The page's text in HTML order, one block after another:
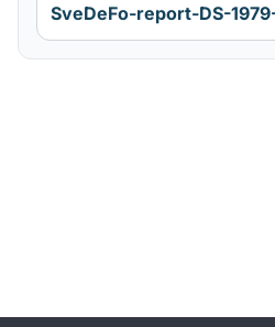
SveDeFo-report-DS-